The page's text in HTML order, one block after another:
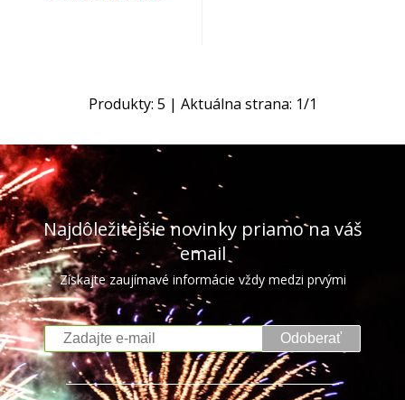
Produkty: 5 | Aktuálna strana: 1/1
Najdôležitejšie novinky priamo na váš
email
Získajte zaujímavé informácie vždy medzi prvými
Odoberať